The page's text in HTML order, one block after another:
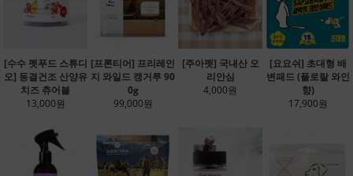
[수수 펫푸드 스튜디
오] 동결건조 산양유
치즈 츄어블
13,000원
[프론티어] 프리레인
지 와일드 캥거루 90
0g
99,000원
[주아펫] 국내산 오
리안심
4,000원
[요요쉬] 초대형 배
변패드 (플로랄 와인
향)
17,900원